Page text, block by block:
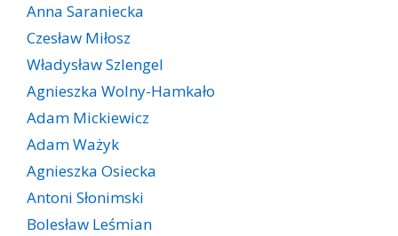
Anna Saraniecka
Czesław Miłosz
Władysław Szlengel
Agnieszka Wolny-Hamkało
Adam Mickiewicz
Adam Ważyk
Agnieszka Osiecka
Antoni Słonimski
Bolesław Leśmian